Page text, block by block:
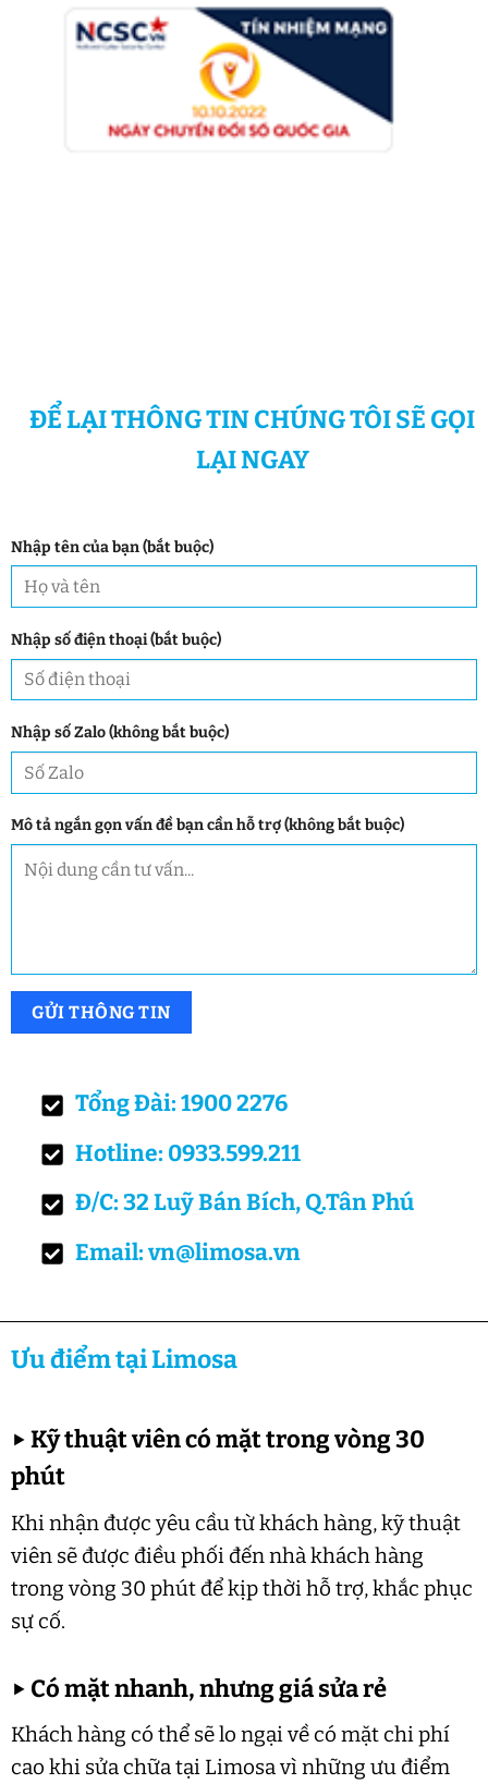
ĐỂ LẠI THÔNG TIN CHÚNG TÔI SẼ GỌI
LẠI NGAY
Nhập tên của bạn (bắt buộc)
Nhập số điện thoại (bắt buộc)
Nhập số Zalo (không bắt buộc)
Mô tả ngắn gọn vấn đề bạn cần hỗ trợ (không bắt buộc)
Tổng Đài: 1900 2276
Hotline: 0933.599.211
Đ/C: 32 Luỹ Bán Bích, Q.Tân Phú
Email: vn@limosa.vn
Ưu điểm tại Limosa
▶Kỹ thuật viên có mặt trong vòng 30
phút
Khi nhận được yêu cầu từ khách hàng, kỹ thuật
viên sẽ được điều phối đến nhà khách hàng
trong vòng 30 phút để kịp thời hỗ trợ, khắc phục
sự cố.
▶ Có mặt nhanh, nhưng giá sửa rẻ
Khách hàng có thể sẽ lo ngại về có mặt chi phí
cao khi sửa chữa tại Limosa vì những ưu điểm